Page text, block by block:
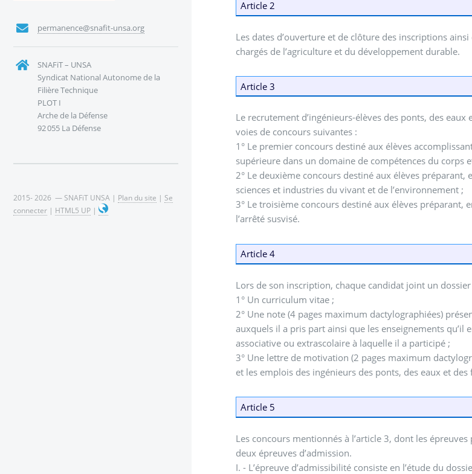
Article 2
Les dates d’ouverture et de clôture des inscriptions
chargés de l’agriculture et du développement durable.
Article 3
Le recrutement d’ingénieurs-élèves des ponts, des
voies de concours suivantes :
1° Le premier concours destiné aux élèves
supérieure dans un domaine de compétences du corps
2° Le deuxième concours destiné aux élèves
sciences et industries du vivant et de l’environnement ;
3° Le troisième concours destiné aux élèves
l’arrêté susvisé.
Article 4
Lors de son inscription, chaque candidat joint un
1° Un curriculum vitae ;
2° Une note (4 pages maximum dactylographiées)
auxquels il a pris part ainsi que les enseignements qu’il
associative ou extrascolaire à laquelle il a participé ;
3° Une lettre de motivation (2 pages maximum
et les emplois des ingénieurs des ponts, des eaux et des
Article 5
Les concours mentionnés à l’article 3, dont les
deux épreuves d’admission.
I. - L’épreuve d’admissibilité consiste en l’étude du
permanence@snafit-unsa.org
SNAFiT – UNSA
Syndicat National Autonome de la
Filière Technique
PLOT I
Arche de la Défense
92 055 La Défense
2015- 2026 — SNAFiT UNSA | Plan du site | Se
connecter | HTML5 UP |